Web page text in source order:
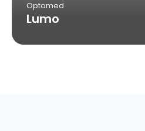
Optomed
Lumo